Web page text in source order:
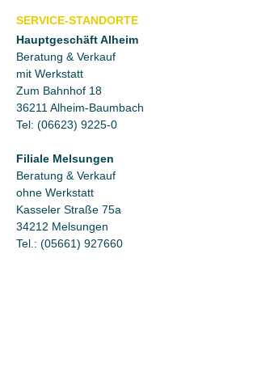
SERVICE-STANDORTE
Hauptgeschäft Alheim
Beratung & Verkauf
mit Werkstatt
Zum Bahnhof 18
36211 Alheim-Baumbach
Tel: (06623) 9225-0
Filiale Melsungen
Beratung & Verkauf
ohne Werkstatt
Kasseler Straße 75a
34212 Melsungen
Tel.: (05661) 927660